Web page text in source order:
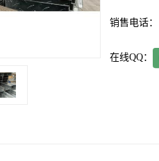
销售电话：
在线QQ：